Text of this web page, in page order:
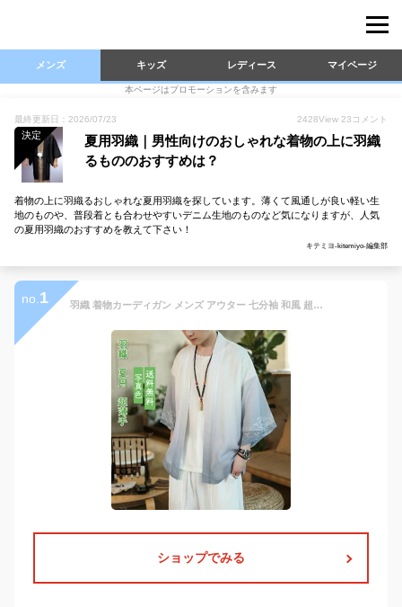
メンズ キッズ レディース マイページ
本ページはプロモーションを含みます
最終更新日：2026/07/23 2428View 23 コメント
決定
夏用羽織｜男性向けのおしゃれな着物の上に羽織
るもののおすすめは？
着物の上に羽織るおしゃれな夏用羽織を探しています。薄くて風通しが良い軽い生
地のものや、普段着とも合わせやすいデニム生地のものなど気になりますが、人気
の夏用羽織のおすすめを教えて下さい！
キテミヨ-kitemiyo-編集部
no. 1 羽織 着物カーディガン メンズ アウター 七分袖 和風 超薄手 トップス カジュアル 大きいサイズ ゆったり 花火大会 夏祭り 夏用 きれいめ おしゃれ 送料無料
ショップでみる